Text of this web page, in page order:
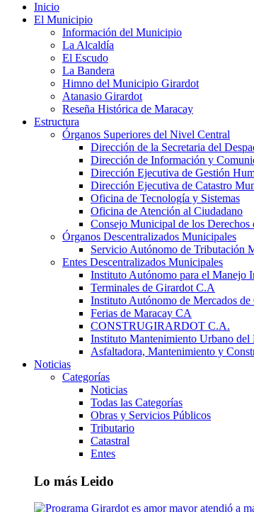
Inicio
El Municipio
Información del Municipio
La Alcaldía
El Escudo
La Bandera
Himno del Municipio Girardot
Atanasio Girardot
Reseña Histórica de Maracay
Estructura
Órganos Superiores del Nivel Central
Dirección de la Secretaria del
Dirección de Información y
Dirección Ejecutiva de Gestión
Dirección Ejecutiva de Catastro
Oficina de Tecnología y Sistemas
Oficina de Atención al Ciudadano
Consejo Municipal de los
Órganos Descentralizados Municipales
Servicio Autónomo de Tributación
Entes Descentralizados Municipales
Instituto Autónomo para el Manejo
Terminales de Girardot C.A
Instituto Autónomo de Mercados de
Ferias de Maracay CA
CONSTRUGIRARDOT C.A.
Instituto Mantenimiento Urbano
Asfaltadora, Mantenimiento y
Noticias
Categorías
Noticias
Todas las Categorías
Obras y Servicios Públicos
Tributario
Catastral
Entes
Lo más Leido